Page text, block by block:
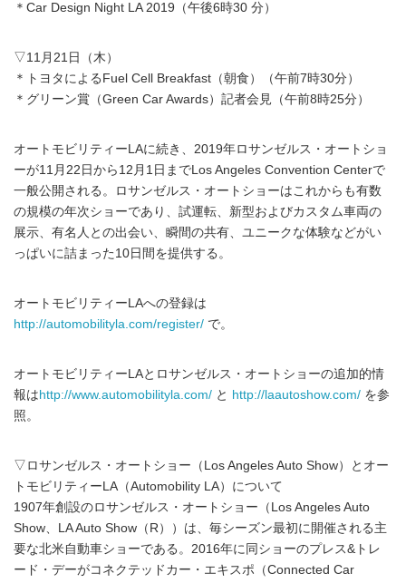
＊Car Design Night LA 2019（午後6時30 分）
▽11月21日（木）
＊トヨタによるFuel Cell Breakfast（朝食）（午前7時30分）
＊グリーン賞（Green Car Awards）記者会見（午前8時25分）
オートモビリティーLAに続き、2019年ロサンゼルス・オートショ
ーが11月22日から12月1日までLos Angeles Convention Centerで
一般公開される。ロサンゼルス・オートショーはこれからも有数
の規模の年次ショーであり、試運転、新型およびカスタム車両の
展示、有名人との出会い、瞬間の共有、ユニークな体験などがい
っぱいに詰まった10日間を提供する。
オートモビリティーLAへの登録は
http://automobilityla.com/register/ で。
オートモビリティーLAとロサンゼルス・オートショーの追加的情
報は http://www.automobilityla.com/ と http://laautoshow.com/ を参
照。
▽ロサンゼルス・オートショー（Los Angeles Auto Show）とオー
トモビリティーLA（Automobility LA）について
1907年創設のロサンゼルス・オートショー（Los Angeles Auto
Show、LA Auto Show（R））は、毎シーズン最初に開催される主
要な北米自動車ショーである。2016年に同ショーのプレス&トレ
ード・デーがコネクテッドカー・エキスポ（Connected Car